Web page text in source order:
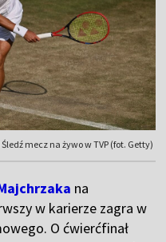
mecz na żywo w TVP (fot. Getty)
na
w karierze zagra w
O ćwierćfinał